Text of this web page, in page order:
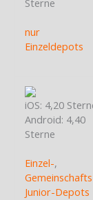
Sterne
nur
Einzeldepots
iOS: 4,20
Android: 4,40
Sterne
Einzel-,
Junior-Depots